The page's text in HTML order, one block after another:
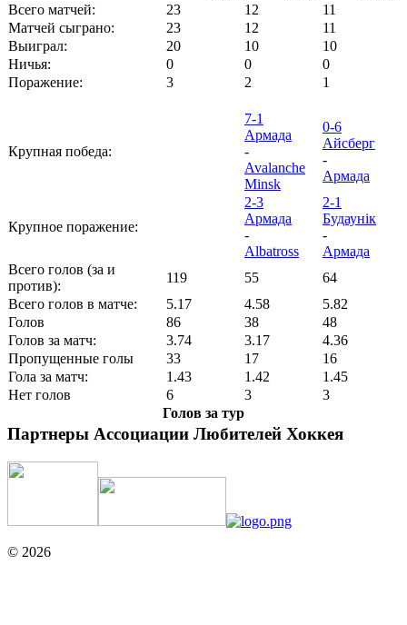
Всего матчей:
23 12
11
Матчей сыграно:
23 12
11
Выиграл:
20 10
10
Ничья:
0 0
0
Поражение:
3 2 1
Крупная победа:
7-1
Армада
-
Avalanche
Minsk
0-6
Айсберг
-
Армада
Крупное поражение:
2-3
Армада
-
Albatross
2-1
Будаунiк
-
Армада
Всего голов (за и
против):
119 55
64
Всего голов в матче:
5.17 4.58
5.82
Голов
86 38
48
Голов за матч:
3.74 3.17
4.36
Пропущенные голы
33 17
16
Гола за матч:
1.43 1.42
1.45
Нет голов
6 3
3
Голов за тур
Партнеры Ассоциации Любителей Хоккея
© 2026